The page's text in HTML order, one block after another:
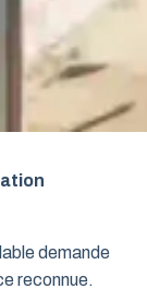
demande
reconnue.